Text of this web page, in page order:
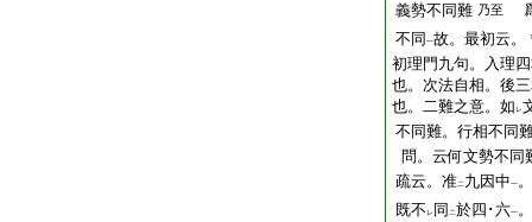
義勢不同難 乃至
不同 一故。最初云。
初理門九句。入理
也。次法自相。後
也。二難之意。如 レ
不同難。行相不同
問。云何文勢不同
疏云。准二 九因中一
既不 レ 同 二於四･六一